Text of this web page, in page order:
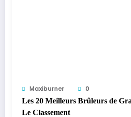
Maxiburner
0
Les 20 Meilleurs Brûleurs de
Le Classement